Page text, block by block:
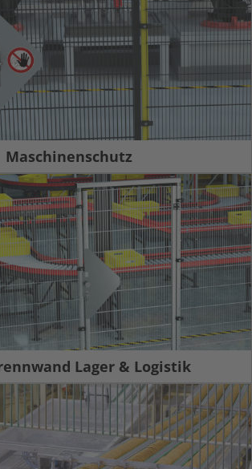
Maschinenschutz
Lager & Logistik